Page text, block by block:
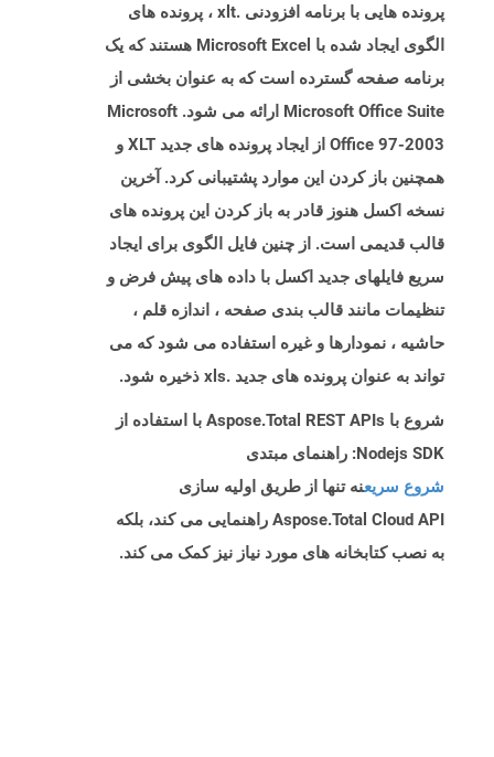
پرونده هایی با برنامه افزودنی .xlt ، پرونده های
الگوی ایجاد شده با Microsoft Excel هستند که یک
برنامه صفحه گسترده است که به عنوان بخشی از
Microsoft Office Suite ارائه می شود. Microsoft
Office 97-2003 از ایجاد پرونده های جدید XLT و
همچنین باز کردن این موارد پشتیبانی کرد. آخرین
نسخه اکسل هنوز قادر به باز کردن این پرونده های
قالب قدیمی است. از چنین فایل الگوی برای ایجاد
سریع فایلهای جدید اکسل با داده های پیش فرض و
تنظیمات مانند قالب بندی صفحه ، اندازه قلم ،
حاشیه ، نمودارها و غیره استفاده می شود که می
تواند به عنوان پرونده های جدید .xls ذخیره شود.
شروع با Aspose.Total REST APIs با استفاده از
Nodejs SDK: راهنمای مبتدی
شروع سریعنه تنها از طریق اولیه سازی
Aspose.Total Cloud API راهنمایی می کند، بلکه
به نصب کتابخانه های مورد نیاز نیز کمک می کند.